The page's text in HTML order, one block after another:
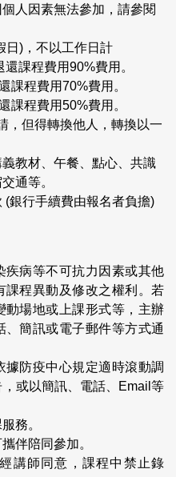
人因素無法參加，請參閱
日)，不以工作日計
課程費用90%費用。
課程費用70%費用。
課程費用50%費用。
，但得轉換他人，轉換以一
教材、午餐、點心、共識
通等。
(銀行手續費由報名者負擔)
疾病等不可抗力因素或其他
課程異動及修改之權利。若
動場地或上課形式等，主辦
簡訊或電子郵件等方式通
據防疫中心規定適時滾動調
或以簡訊、電話、Email等
務。
伴陪同參加。
講師同意，課程中禁止錄